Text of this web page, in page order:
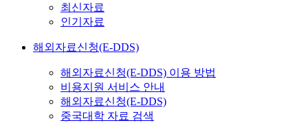
최신자료
인기자료
해외자료신청(E-DDS)
해외자료신청(E-DDS) 이용 방법
비용지원 서비스 안내
해외자료신청(E-DDS)
중국대학 자료 검색